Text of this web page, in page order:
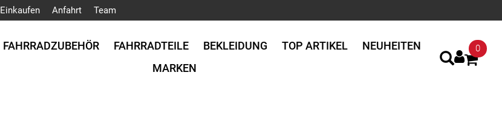
Einkaufen Anfahrt Team
FAHRRADZUBEHÖR FAHRRADTEILE BEKLEIDUNG TOP ARTIKEL
NEUHEITEN
MARKEN
0